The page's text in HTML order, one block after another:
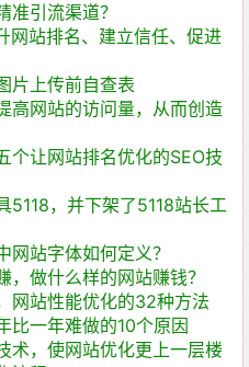
准引流渠道？
网站排名、建立信任、促进
片上传前自查表
高网站的访问量，从而创造
个让网站排名优化的SEO技
5118，并下架了5118站长工
网站字体如何定义？
做什么样的网站赚钱？
网站性能优化的32种方法
比一年难做的10个原因
术，使网站优化更上一层楼